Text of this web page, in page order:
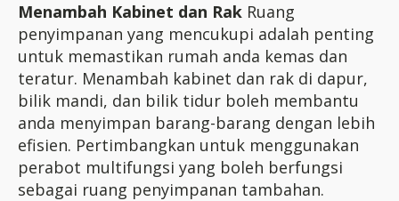
Menambah Kabinet dan Rak Ruang
penyimpanan yang mencukupi adalah penting
untuk memastikan rumah anda kemas dan
teratur. Menambah kabinet dan rak di dapur,
bilik mandi, dan bilik tidur boleh membantu
anda menyimpan barang-barang dengan lebih
efisien. Pertimbangkan untuk menggunakan
perabot multifungsi yang boleh berfungsi
sebagai ruang penyimpanan tambahan.